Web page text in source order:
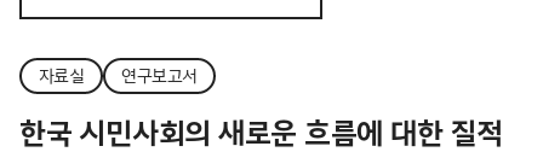
자료실 연구보고서
한국 시민사회의 새로운 흐름에 대한 질적